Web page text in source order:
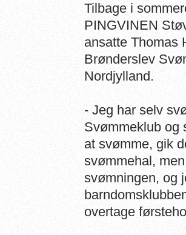
Tilbage i
PINGVINEN
ansatte Thomas
Brønderslev
Nordjylland.
- Jeg har selv
Svømmeklub og
at svømme, gik
svømmehal,
svømningen, og
overtage